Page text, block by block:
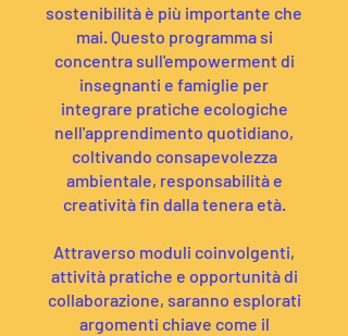
sostenibilità è più importante che
mai. Questo programma si
concentra sull'empowerment di
insegnanti e famiglie per
integrare pratiche ecologiche
nell'apprendimento quotidiano,
coltivando consapevolezza
ambientale, responsabilità e
creatività fin dalla tenera età.
Attraverso moduli coinvolgenti,
attività pratiche e opportunità di
collaborazione, saranno esplorati
argomenti chiave come il